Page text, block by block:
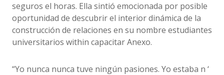
seguros el horas. Ella sintió emocionada por posible
oportunidad de descubrir el interior dinámica de la
construcción de relaciones en su nombre estudiantes
universitarios within capacitar Anexo.
“Yo nunca nunca tuve ningún pasiones. Yo estaba n ‘